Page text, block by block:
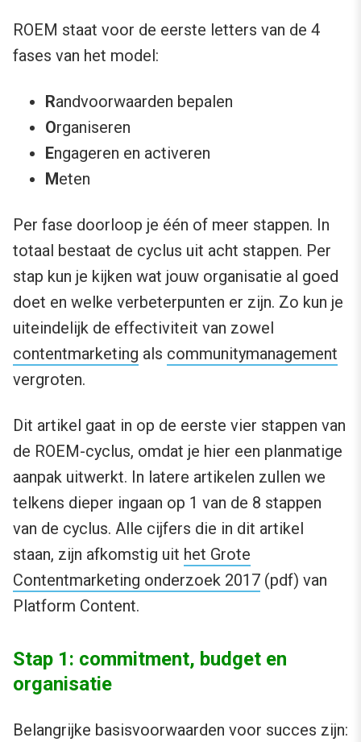
ROEM staat voor de eerste letters van de 4
fases van het model:
Randvoorwaarden bepalen
Organiseren
Engageren en activeren
Meten
Per fase doorloop je één of meer stappen. In
totaal bestaat de cyclus uit acht stappen. Per
stap kun je kijken wat jouw organisatie al goed
doet en welke verbeterpunten er zijn. Zo kun je
uiteindelijk de effectiviteit van zowel
contentmarketing als communitymanagement
vergroten.
Dit artikel gaat in op de eerste vier stappen van
de ROEM-cyclus, omdat je hier een planmatige
aanpak uitwerkt. In latere artikelen zullen we
telkens dieper ingaan op 1 van de 8 stappen
van de cyclus. Alle cijfers die in dit artikel
staan, zijn afkomstig uit het Grote
Contentmarketing onderzoek 2017 (pdf) van
Platform Content.
Stap 1: commitment, budget en
organisatie
Belangrijke basisvoorwaarden voor succes zijn: